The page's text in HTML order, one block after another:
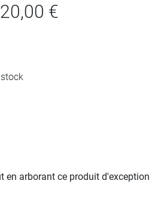
€
en arborant ce produit d'exception